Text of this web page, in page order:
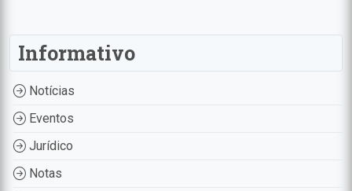
Informativo
Notícias
Eventos
Jurídico
Notas